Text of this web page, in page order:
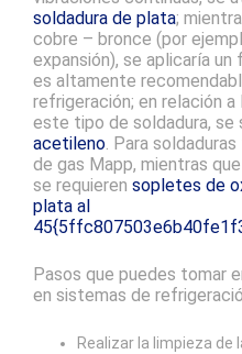
soldadura de plata;
cobre – bronce (por
expansión), se aplicaría
es altamente
refrigeración; en relación
este tipo de soldadura, se
acetileno. Para
de gas Mapp, mientras
se requieren sopletes de
plata al
Pasos que puedes tomar
en sistemas de
Realizar la limpieza